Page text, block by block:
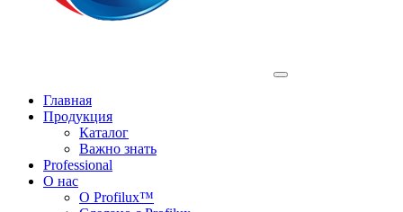
Главная
Продукция
Каталог
Важно знать
Professional
О нас
О Profilux™